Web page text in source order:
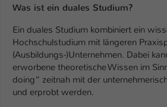
Was ist ein duales Studium?
Ein duales Studium kombiniert ein
Hochschulstudium mit längeren
(Ausbildungs-)Unternehmen. Dabei
erworbene theoretische Wissen im
doing“ zeitnah mit der
und erprobt werden.